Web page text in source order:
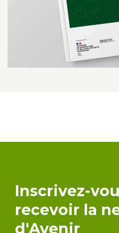
Inscrivez-
recevoir la
d'Avenir